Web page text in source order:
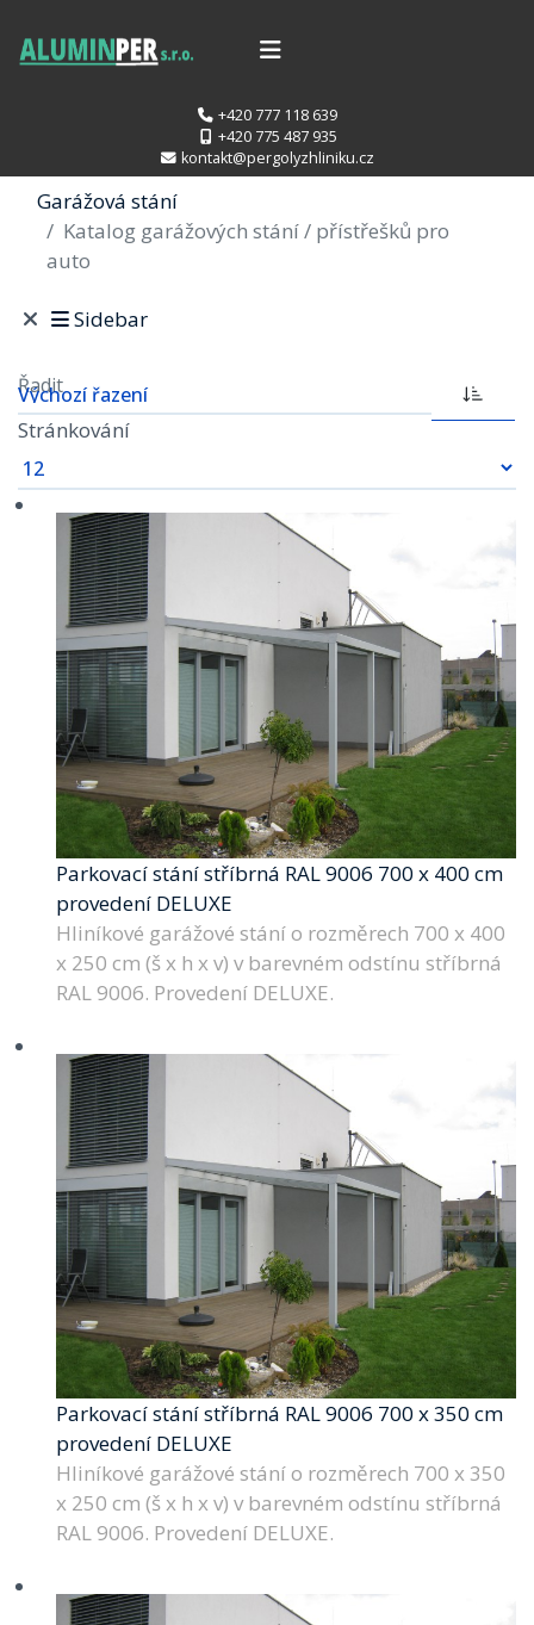
+420 777 118 639
+420 775 487 935
kontakt@pergolyzhliniku.cz
Garážová stání
Katalog garážových stání / přístřešků pro
auto
Sidebar
Řadit
Stránkování
Parkovací stání stříbrná RAL 9006 700 x 400 cm
provedení DELUXE
Hliníkové garážové stání o rozměrech 700 x 400
x 250 cm (š x h x v) v barevném odstínu stříbrná
RAL 9006. Provedení DELUXE.
Parkovací stání stříbrná RAL 9006 700 x 350 cm
provedení DELUXE
Hliníkové garážové stání o rozměrech 700 x 350
x 250 cm (š x h x v) v barevném odstínu stříbrná
RAL 9006. Provedení DELUXE.